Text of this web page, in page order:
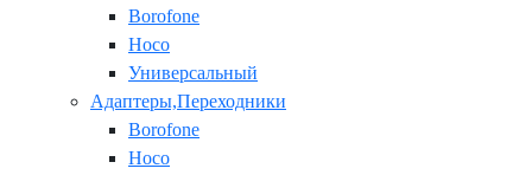
Borofone
Hoco
Универсальный
Адаптеры,Переходники
Borofone
Hoco